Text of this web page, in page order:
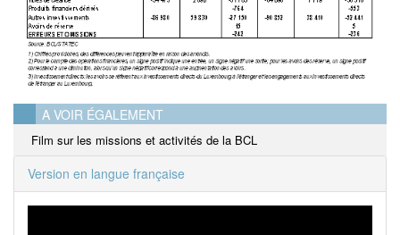
A VOIR ÉGALEMENT
Film sur les missions et activités de la BCL
Version en langue française